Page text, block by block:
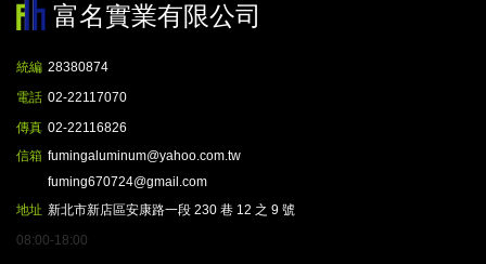
富名實業有限公司
統編 28380874
電話 02-22117070
傳真 02-22116826
信箱 fumingaluminum@yahoo.com.tw
fuming670724@gmail.com
地址 新北市新店區安康路一段 230 巷 12 之 9 號
08:00-18:00